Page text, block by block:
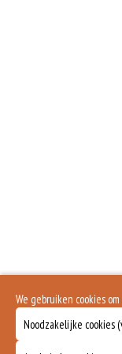
We gebruiken cookies
Noodzakelijke cookies